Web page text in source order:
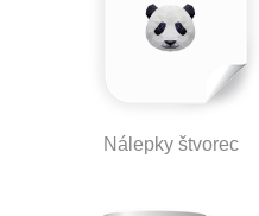
Nálepky štvorec